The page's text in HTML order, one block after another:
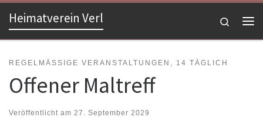
Zum Inhalt springen
Heimatverein Verl
Search
REGELMÄSSIGE VERANSTALTUNGEN, 14 TÄGLICH
Offener Maltreff
Veröffentlicht am 27. September 2029